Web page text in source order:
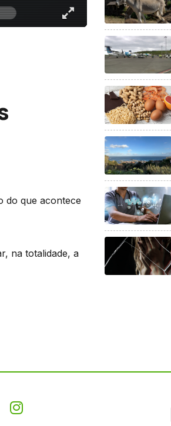
do que acontece
na totalidade, a
Facebook
Instagram